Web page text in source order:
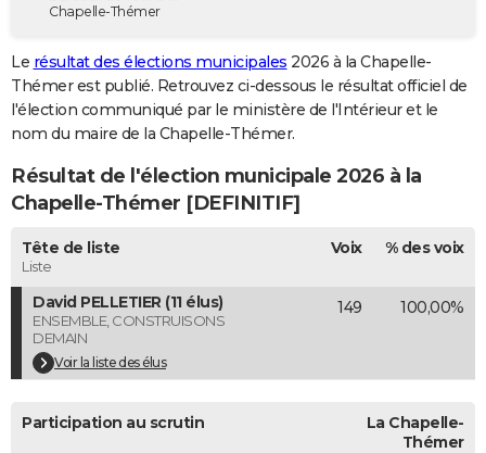
Destinations
City break
Voyage nature
Voyage de noces
Forum
GUIDES D'ACHAT
BONS PLANS
Carte de Noël
Carte Bonne année
Carte Saint-Valentin
Carte Pâques
Carte d'anniversaire
DICTIONNAIRE
Dictionnaire
Biographies
Citations
Expressions
Proverbes
PROGRAMME TV
COPAINS D'AVANT
S'inscrire
Se connecter
Lycées
Collèges
Primaires
Universités
Entreprises
Service militaire
Avis de recherche
AVIS DE DÉCÈS
FORUM
Bricolage
Lifestyle
Culture
Sport
Auto
Television
Voyage
Cinema
Chapelle-Thémer
Le résultat des élections municipales 2026 à la Chapelle-
Thémer est publié. Retrouvez ci-dessous le résultat officiel de
l'élection communiqué par le ministère de l'Intérieur et le
nom du maire de la Chapelle-Thémer.
Résultat de l'élection municipale 2026 à la
Chapelle-Thémer [DEFINITIF]
Tête de liste
Liste
Voix % des voix
David PELLETIER (11 élus)
ENSEMBLE, CONSTRUISONS
DEMAIN
Voir la liste des élus
149 100,00%
Participation au scrutin
La Chapelle-
Thémer